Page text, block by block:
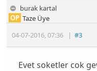
burak kartal
04-07-2016,07:36 |#3
OP Taze Üye
Evet soketler cok